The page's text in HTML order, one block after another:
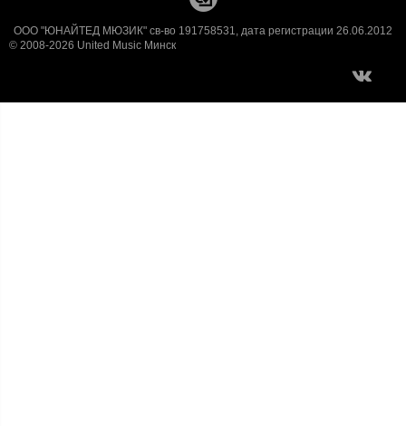
ООО "ЮНАЙТЕД МЮЗИК" св-во 191758531, дата регистрации 26.06.2012
© 2008-2026 United Music Минск